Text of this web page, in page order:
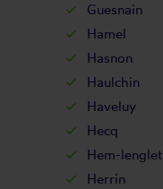
Guesnain
Hamel
Hasnon
Haulchin
Haveluy
Hecq
Hem-lenglet
Herrin